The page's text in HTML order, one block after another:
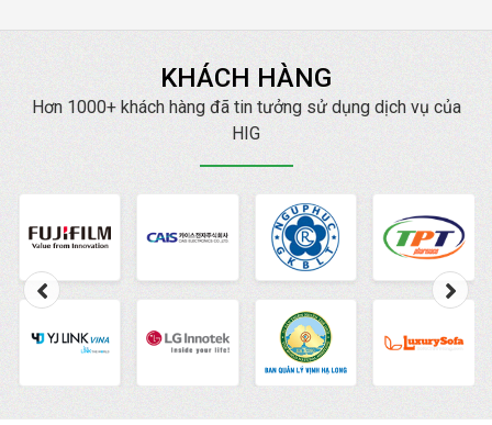
nàyCông ty HIGsẽ
thông tin về trình quản
lý quảng cáo là gì
KHÁCH HÀNG
Hơn 1000+ khách hàng đã tin tưởng sử dụng dịch vụ của
HIG